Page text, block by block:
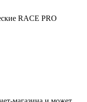
RACE PRO